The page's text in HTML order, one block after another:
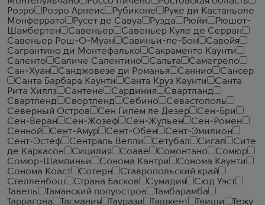
Роэро
Роэро Арнеис Рубиконе
Руке ди Кастаньоле
Монферрато
Русет де Савуа Руэда Рюйи
Рюшот-
Шамбертен
Савеньер
Савеньер Куле де Серран
Савеньер Рош-О-Муан
Савиньи-ле-Бон
Савойя
Сагрантино ди Монтефалько
Сакраменто Каунти
Саленто
Саличе Салентино Сальта
Самегрело
Сан-Хуан
Санджовезе ди Романья Саннио
Сансер
Санта Барбара Каунти
Санта Круз Каунти
Санта
Рита Хиллз
Сантене Сардиния
Свартланд
Свартленд
Свортленд Себино
Севастополь
Северный Остров
Сен Гилем ле Дезер
Сен-Бри
Сен-Веран
Сен-Жозеф Сен-Жульен
Сен-Ромен
Сенной
Сент-Амур Сент-Обен
Сент-Эмилион
Сент-Эстеф
Сентраль Велли Сетубал Сигал
Сите
де Каркасон
Сицилия Соаве Сомонтано
Сомюр
Сомюр-Шампиньи
Сонома Кантри
Сонома Каунти
Сонома Коаст
Сотерн
Ставропольский край
Стелленбош
Страна Басков Сумадия
Сюд Уэст
Тавель
Таманский полуостров
Тамбарамба
Таррагона
Тасмания Таурази Ташкент Твиши
Тежу